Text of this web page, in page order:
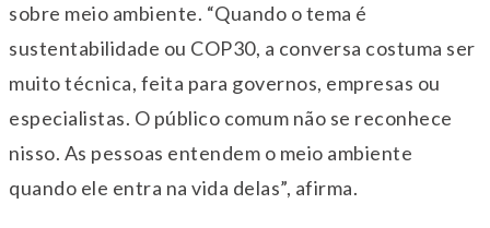
sobre meio ambiente. “Quando o tema é
sustentabilidade ou COP30, a conversa costuma ser
muito técnica, feita para governos, empresas ou
especialistas. O público comum não se reconhece
nisso. As pessoas entendem o meio ambiente
quando ele entra na vida delas”, afirma.